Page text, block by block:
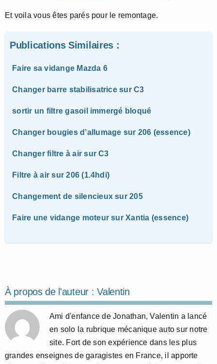
Et voila vous êtes parés pour le remontage.
Publications Similaires :
Faire sa vidange Mazda 6
Changer barre stabilisatrice sur C3
sortir un filtre gasoil immergé bloqué
Changer bougies d’allumage sur 206 (essence)
Changer filtre à air sur C3
Filtre à air sur 206 (1.4hdi)
Changement de silencieux sur 205
Faire une vidange moteur sur Xantia (essence)
À propos de l'auteur :Valentin
Ami d'enfance de Jonathan, Valentin a lancé
en solo la rubrique mécanique auto sur notre
site. Fort de son expérience dans les plus
grandes enseignes de garagistes en France, il apporte